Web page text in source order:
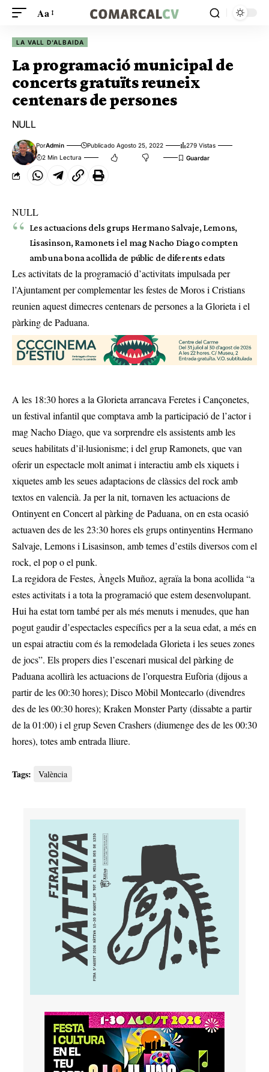
Aa
LA VALL D'ALBAIDA
La programació municipal de
concerts gratuïts reuneix
centenars de persones
NULL
PorAdmin Publicado Agosto 25, 2022
279 Vistas
2 Min Lectura
NULL
Les actuacions dels grups Hermano Salvaje, Lemons,
Lisasinson, Ramonets i el mag Nacho Diago compten
amb una bona acollida de públic de diferents edats
Les activitats de la programació d’activitats impulsada per
l’Ajuntament per complementar les festes de Moros i Cristians
reunien aquest dimecres centenars de persones a la Glorieta i el
pàrking de Paduana.
A les 18:30 hores a la Glorieta arrancava Feretes i Cançonetes,
un festival infantil que comptava amb la participació de l’actor i
mag Nacho Diago, que va sorprendre els assistents amb les
seues habilitats d’il·lusionisme; i del grup Ramonets, que van
oferir un espectacle molt animat i interactiu amb els xiquets i
xiquetes amb les seues adaptacions de clàssics del rock amb
textos en valencià. Ja per la nit, tornaven les actuacions de
Ontinyent en Concert al pàrking de Paduana, on en esta ocasió
actuaven des de les 23:30 hores els grups ontinyentins Hermano
Salvaje, Lemons i Lisasinson, amb temes d’estils diversos com el
rock, el pop o el punk.
La regidora de Festes, Àngels Muñoz, agraïa la bona acollida “a
estes activitats i a tota la programació que estem desenvolupant.
Hui ha estat torn també per als més menuts i menudes, que han
pogut gaudir d’espectacles específics per a la seua edat, a més en
un espai atractiu com és la remodelada Glorieta i les seues zones
de jocs”. Els propers dies l’escenari musical del pàrking de
Paduana acollirà les actuacions de l’orquestra Eufòria (dijous a
partir de les 00:30 hores); Disco Mòbil Montecarlo (divendres
des de les 00:30 hores); Kraken Monster Party (dissabte a partir
de la 01:00) i el grup Seven Crashers (diumenge des de les 00:30
hores), totes amb entrada lliure.
Tags: València